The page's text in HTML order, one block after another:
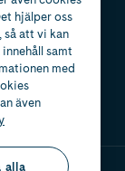
hjälper oss
så att vi kan
samt
med
även
alla